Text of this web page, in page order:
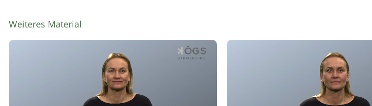
Weiteres Material